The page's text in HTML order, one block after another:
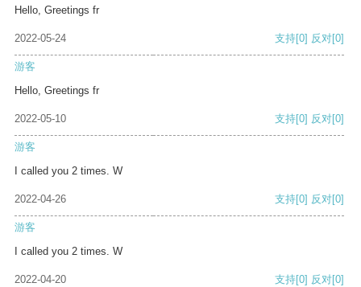
Hello, Greetings fr
2022-05-24 支持[0] 反对[0]
游客
Hello, Greetings fr
2022-05-10 支持[0] 反对[0]
游客
I called you 2 times. W
2022-04-26 支持[0] 反对[0]
游客
I called you 2 times. W
2022-04-20 支持[0] 反对[0]